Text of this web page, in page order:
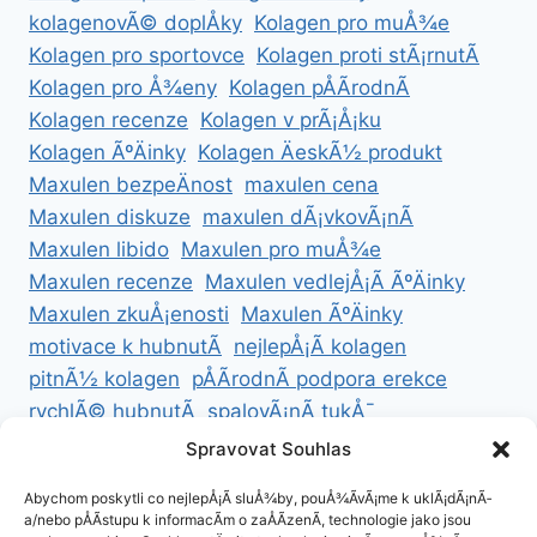
kolagenovÃ© doplÅky Kolagen pro muÅ¾e
Kolagen pro sportovce Kolagen proti stÃ¡rnutÃ­
Kolagen pro Å¾eny Kolagen pÅÃ­rodnÃ­
Kolagen recenze Kolagen v prÃ¡Å¡ku
Kolagen ÃºÄinky Kolagen ÄeskÃ½ produkt
Maxulen bezpeÄnost maxulen cena
Maxulen diskuze maxulen dÃ¡vkovÃ¡nÃ­
Maxulen libido Maxulen pro muÅ¾e
Maxulen recenze Maxulen vedlejÅ¡Ã­ ÃºÄinky
Maxulen zkuÅ¡enosti Maxulen ÃºÄinky
motivace k hubnutÃ­ nejlepÅ¡Ã­ kolagen
pitnÃ½ kolagen pÅÃ­rodnÃ­ podpora erekce
rychlÃ© hubnutÃ­ spalovÃ¡nÃ­ tukÅ¯
ZdravÃ© hubnutÃ­ ZdravÃ© recepty na hubnutÃ­
Spravovat Souhlas
Abychom poskytli co nejlepÅ¡Ã­ sluÅ¾by, pouÅ¾Ã­vÃ¡me k uklÃ¡dÃ¡nÃ­
a/nebo pÅÃ­stupu k informacÃ­m o zaÅÃ­zenÃ­, technologie jako jsou